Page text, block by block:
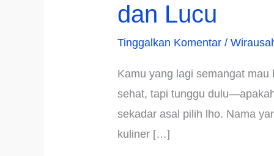
dan Lucu
Tinggalkan Komentar /
Kamu yang lagi semangat
sehat, tapi tunggu
sekadar asal pilih lho. Nama
kuliner […]